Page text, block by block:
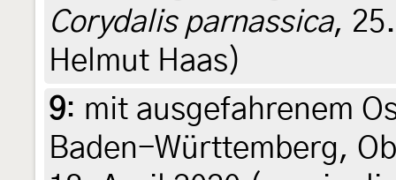
Corydalis parnassica,
Helmut Haas)
9: mit ausgefahrenem
Baden-Württemberg,